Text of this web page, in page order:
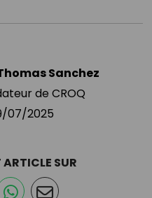
Sanchez
de CROQ
07/2025
SUR